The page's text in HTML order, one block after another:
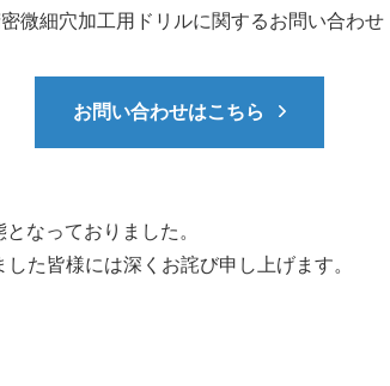
微細穴加工用ドリルに関するお問い合わせ
お問い合わせはこちら
なっておりました。
た皆様には深くお詫び申し上げます。